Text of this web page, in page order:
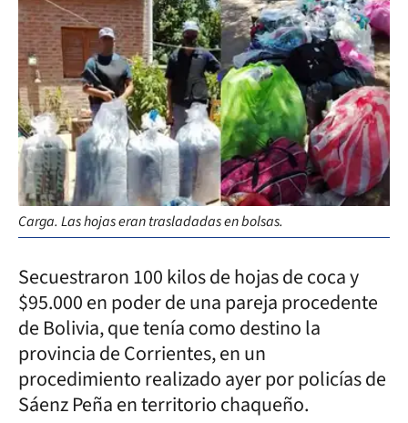
Carga. Las hojas eran trasladadas en bolsas.
Secuestraron 100 kilos de hojas de coca y
$95.000 en poder de una pareja procedente
de Bolivia, que tenía como destino la
provincia de Corrientes, en un
procedimiento realizado ayer por policías de
Sáenz Peña en territorio chaqueño.